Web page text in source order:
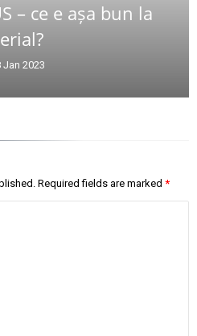
– ce e așa bun la
Jan 2023
Required fields are marked *